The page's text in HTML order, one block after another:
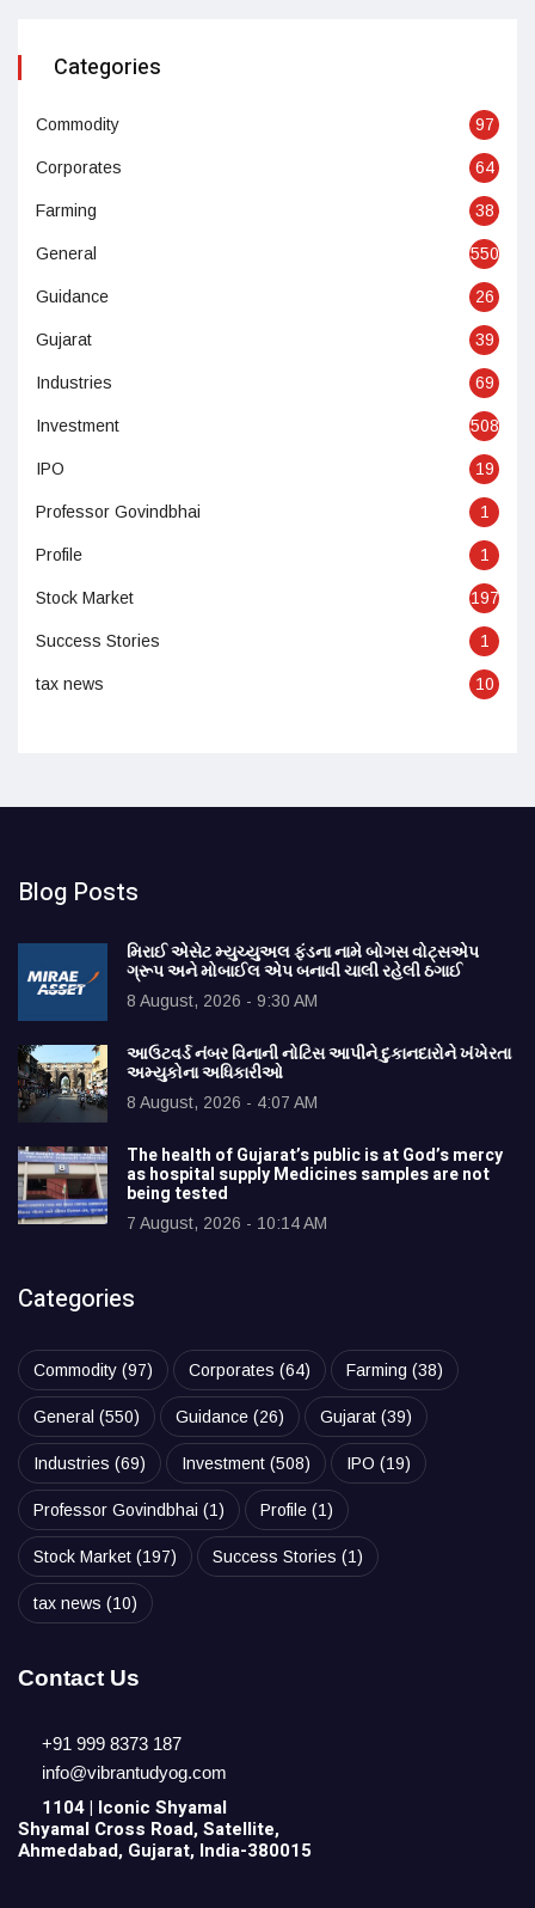
Categories
Commodity 97
Corporates 64
Farming 38
General 550
Guidance 26
Gujarat 39
Industries 69
Investment 508
IPO 19
Professor Govindbhai 1
Profile 1
Stock Market 197
Success Stories 1
tax news 10
Blog Posts
મિરાઈ એસેટ મ્યુચ્યુઅલ ફંડના નામે બોગસ વોટ્સએપ
ગ્રૂપ અને મોબાઈલ એપ બનાવી ચાલી રહેલી ઠગાઈ
8 August, 2026 - 9:30 AM
આઉટવર્ડ નંબર વિનાની નોટિસ આપીને દુકાનદારોને ખંખેરતા
અમ્યુકોના અધિકારીઓ
8 August, 2026 - 4:07 AM
The health of Gujarat’s public is at God’s mercy
as hospital supply Medicines samples are not
being tested
7 August, 2026 - 10:14 AM
Categories
Commodity (97) Corporates (64) Farming (38)
General (550) Guidance (26) Gujarat (39)
Industries (69) Investment (508) IPO (19)
Professor Govindbhai (1) Profile (1)
Stock Market (197) Success Stories (1)
tax news (10)
Contact Us
+91 999 8373 187
info@vibrantudyog.com
1104 | Iconic Shyamal
Shyamal Cross Road, Satellite,
Ahmedabad, Gujarat, India-380015